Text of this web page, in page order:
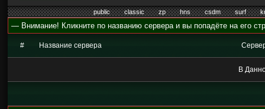
public classic zp hns csdm surf
— Внимание! Кликните по названию сервера и вы попадёте на его
# Название сервера
В